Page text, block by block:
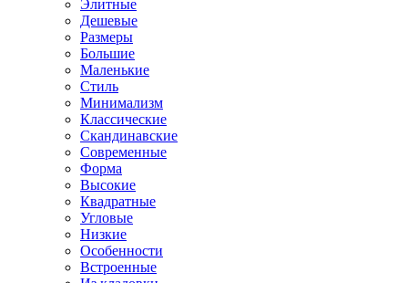
Элитные
Дешевые
Размеры
Большие
Маленькие
Стиль
Минимализм
Классические
Скандинавские
Современные
Форма
Высокие
Квадратные
Угловые
Низкие
Особенности
Встроенные